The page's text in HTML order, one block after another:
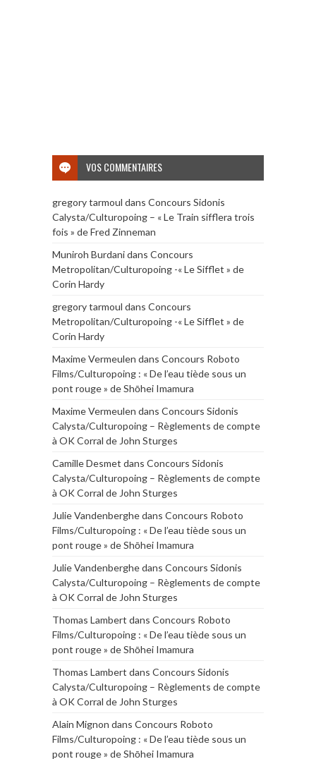
VOS COMMENTAIRES
gregory tarmoul dans Concours Sidonis
Calysta/Culturopoing – « Le Train sifflera trois
fois » de Fred Zinneman
Muniroh Burdanidans Concours
Metropolitan/Culturopoing -« Le Sifflet » de
Corin Hardy
gregory tarmoul dans Concours
Metropolitan/Culturopoing -« Le Sifflet » de
Corin Hardy
Maxime Vermeulen dans Concours Roboto
Films/Culturopoing : « De l’eau tiède sous un
pont rouge » de Shōhei Imamura
Maxime Vermeulen dans Concours Sidonis
Calysta/Culturopoing – Règlements de compte
à OK Corral de John Sturges
Camille Desmet dans Concours Sidonis
Calysta/Culturopoing – Règlements de compte
à OK Corral de John Sturges
Julie Vandenberghedans Concours Roboto
Films/Culturopoing : « De l’eau tiède sous un
pont rouge » de Shōhei Imamura
Julie Vandenberghedans Concours Sidonis
Calysta/Culturopoing – Règlements de compte
à OK Corral de John Sturges
Thomas Lambert dans Concours Roboto
Films/Culturopoing : « De l’eau tiède sous un
pont rouge » de Shōhei Imamura
Thomas Lambert dans Concours Sidonis
Calysta/Culturopoing – Règlements de compte
à OK Corral de John Sturges
Alain Mignon dans Concours Roboto
Films/Culturopoing : « De l’eau tiède sous un
pont rouge » de Shōhei Imamura